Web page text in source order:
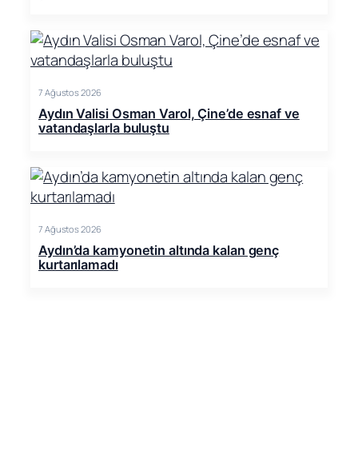
7 Ağustos 2026
Aydın Valisi Osman Varol, Çine’de esnaf ve
vatandaşlarla buluştu
7 Ağustos 2026
Aydın’da kamyonetin altında kalan genç
kurtarılamadı